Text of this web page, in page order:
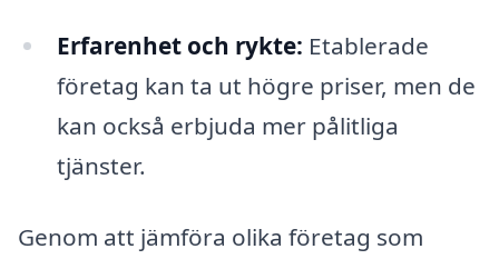
Erfarenhet och rykte: Etablerade
företag kan ta ut högre priser, men de
kan också erbjuda mer pålitliga
tjänster.
Genom att jämföra olika företag som